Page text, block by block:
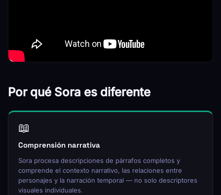
Por qué Sora es diferente
📖
Comprensión narrativa
Sora procesa descripciones de párrafos completos y
comprende el contexto narrativo, las relaciones entre
personajes y la narración temporal — no solo descriptores
visuales individuales.